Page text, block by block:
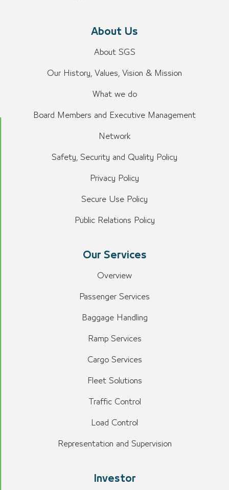
About Us
About SGS
Our History, Values, Vision & Mission
What we do
Board Members and Executive Management
Network
Safety, Security and Quality Policy
Privacy Policy
Secure Use Policy
Public Relations Policy
Our Services
Overview
Passenger Services
Baggage Handling
Ramp Services
Cargo Services
Fleet Solutions
Traffic Control
Load Control
Representation and Supervision
Investor